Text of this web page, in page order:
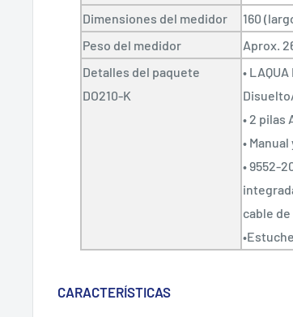
Dimensiones del medidor
160
Peso del medidor
Aprox.
Detalles del paquete
DO210-K
•
• 2 pilas
•
• 9552-
cable de
CARACTERÍSTICAS